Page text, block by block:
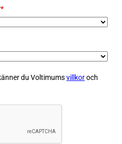
*
du Voltimumsvillkoroch